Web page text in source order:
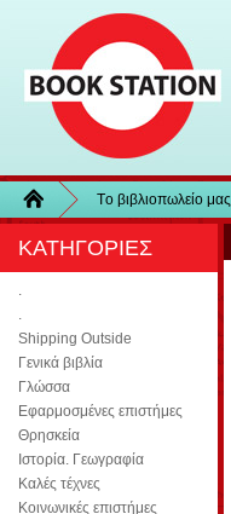
Τo βιβλιοπωλείo μας
ΚΑΤΗΓΟΡΙΕΣ
.
.
Shipping Outside
Γενικά βιβλία
Γλώσσα
Εφαρμοσμένες επιστήμες
Θρησκεία
Ιστορία. Γεωγραφία
Καλές τέχνες
Κοινωνικές επιστήμες